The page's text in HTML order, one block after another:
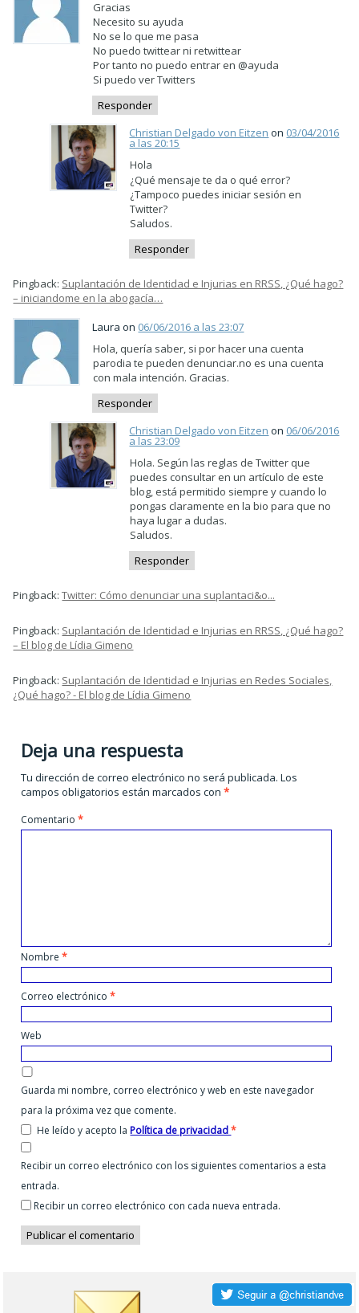
Gracias
Necesito su ayuda
No se lo que me pasa
No puedo twittear ni retwittear
Por tanto no puedo entrar en @ayuda
Si puedo ver Twitters
Responder
Christian Delgado von Eitzen on 03/04/2016
a las 20:15
Hola
¿Qué mensaje te da o qué error?
¿Tampoco puedes iniciar sesión en
Twitter?
Saludos.
Responder
Pingback: Suplantación de Identidad e Injurias en RRSS, ¿Qué hago?
– iniciandome en la abogacía…
Laura on 06/06/2016 a las 23:07
Hola, quería saber, si por hacer una cuenta
parodia te pueden denunciar.no es una cuenta
con mala intención. Gracias.
Responder
Christian Delgado von Eitzen on 06/06/2016
a las 23:09
Hola. Según las reglas de Twitter que
puedes consultar en un artículo de este
blog, está permitido siempre y cuando lo
pongas claramente en la bio para que no
haya lugar a dudas.
Saludos.
Responder
Pingback:Twitter: Cómo denunciar una suplantaci&o...
Pingback: Suplantación de Identidad e Injurias en RRSS, ¿Qué hago?
– El blog de Lídia Gimeno
Pingback: Suplantación de Identidad e Injurias en Redes Sociales,
¿Qué hago? - El blog de Lídia Gimeno
Deja una respuesta
Tu dirección de correo electrónico no será publicada. Los
campos obligatorios están marcados con*
Comentario*
Nombre*
Correo electrónico*
Web
Guarda mi nombre, correo electrónico y web en este navegador
para la próxima vez que comente.
He leído y acepto laPolítica de privacidad*
Recibir un correo electrónico con los siguientes comentarios a esta
entrada.
Recibir un correo electrónico con cada nueva entrada.